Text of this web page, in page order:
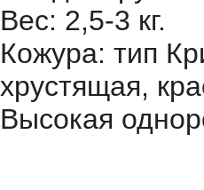
Вес: 2,5-3 кг.
Кожура: тип
хрустящая,
Высокая